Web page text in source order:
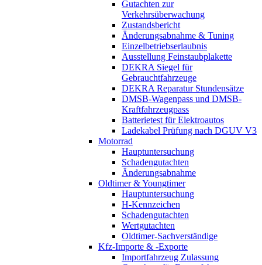
Gutachten zur
Verkehrsüberwachung
Zustandsbericht
Änderungsabnahme & Tuning
Einzelbetriebserlaubnis
Ausstellung Feinstaubplakette
DEKRA Siegel für
Gebrauchtfahrzeuge
DEKRA Reparatur Stundensätze
DMSB-Wagenpass und DMSB-
Kraftfahrzeugpass
Batterietest für Elektroautos
Ladekabel Prüfung nach DGUV V3
Motorrad
Hauptuntersuchung
Schadengutachten
Änderungsabnahme
Oldtimer & Youngtimer
Hauptuntersuchung
H-Kennzeichen
Schadengutachten
Wertgutachten
Oldtimer-Sachverständige
Kfz-Importe & -Exporte
Importfahrzeug Zulassung